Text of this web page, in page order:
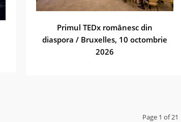
Primul TEDx românesc din
diaspora / Bruxelles, 10 octombrie
2026
Page 1 of 21